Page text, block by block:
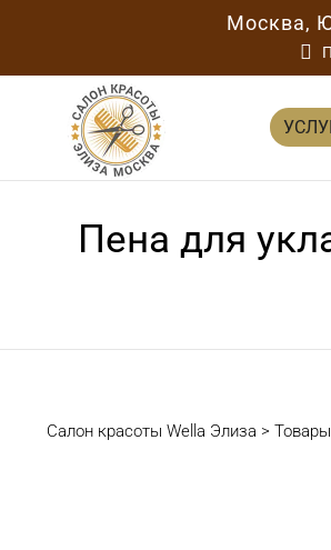
Москва,

Пена для
Салон красоты Wella Элиза > Товары